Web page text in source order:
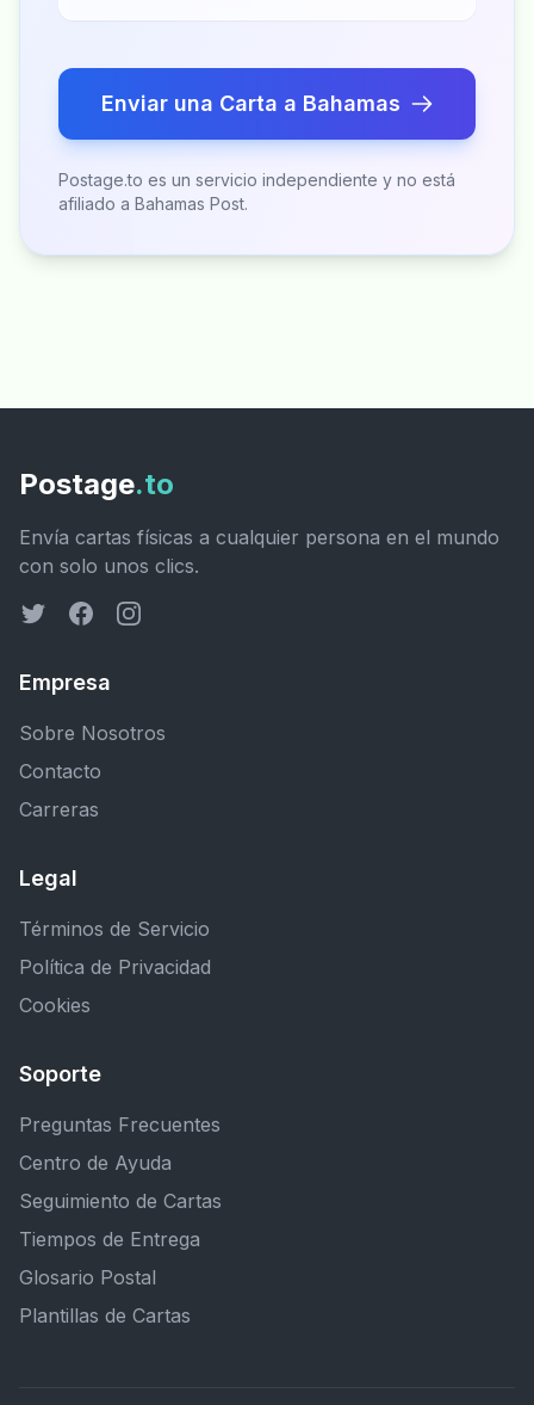
Enviar una Carta a Bahamas
Postage.to es un servicio independiente y no está
afiliado a Bahamas Post.
Postage.to
Envía cartas físicas a cualquier persona en el mundo
con solo unos clics.
Empresa
Sobre Nosotros
Contacto
Carreras
Legal
Términos de Servicio
Política de Privacidad
Cookies
Soporte
Preguntas Frecuentes
Centro de Ayuda
Seguimiento de Cartas
Tiempos de Entrega
Glosario Postal
Plantillas de Cartas